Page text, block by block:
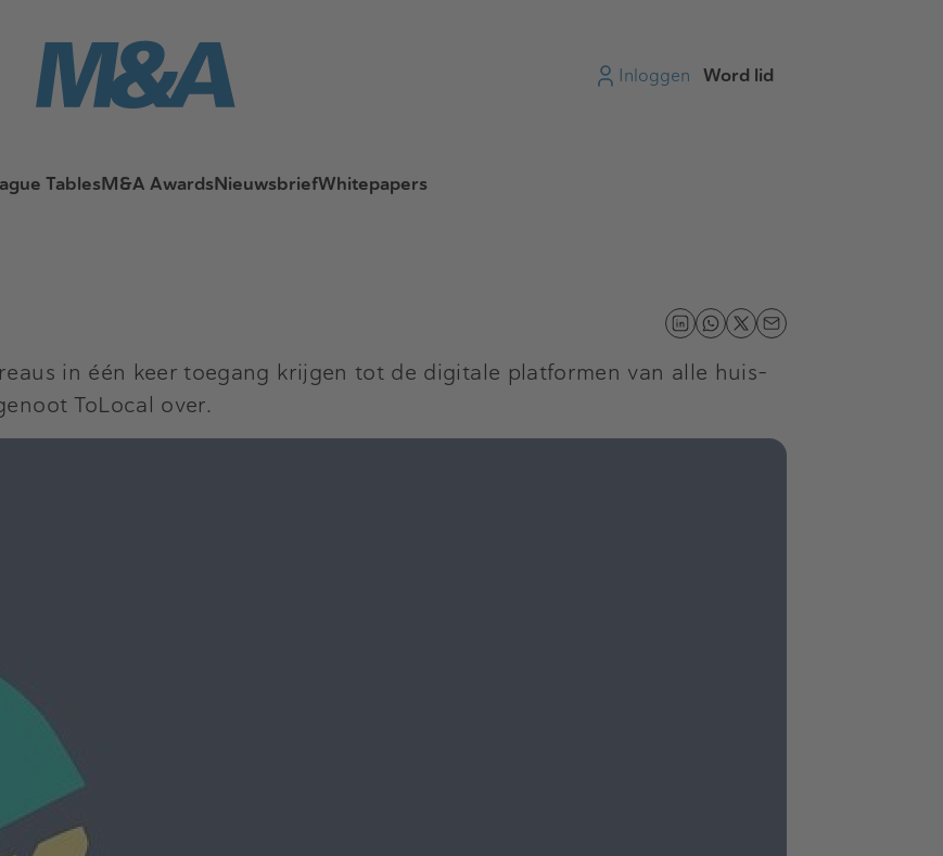
Inloggen Word lid
TablesM&A AwardsNieuwsbriefWhitepapers
in één keer toegang krijgen tot de digitale platformen van alle huis-
ToLocal over.